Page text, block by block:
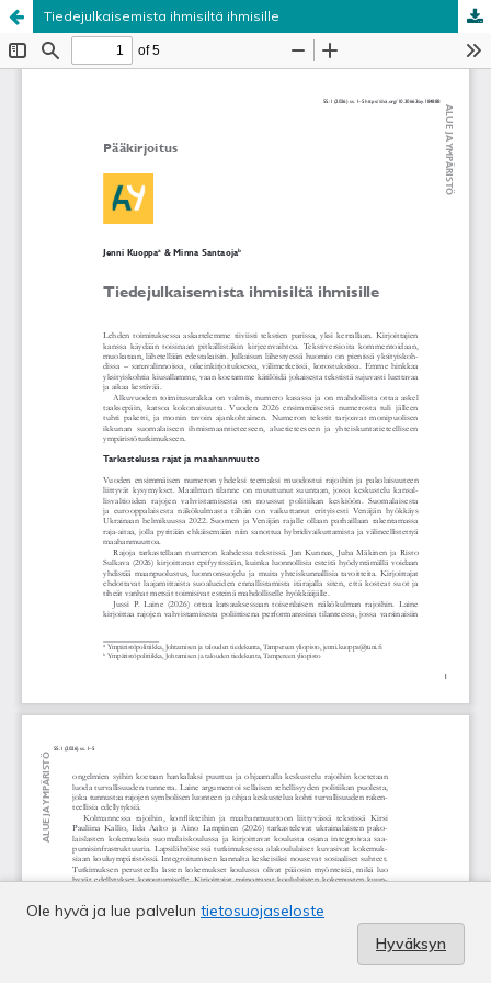
Tiedejulkaisemista ihmisiltä ihmisille
Ole hyvä ja lue palvelun tietosuojaseloste
Hyväksyn
Tieteellisten seurain valtuuskunta